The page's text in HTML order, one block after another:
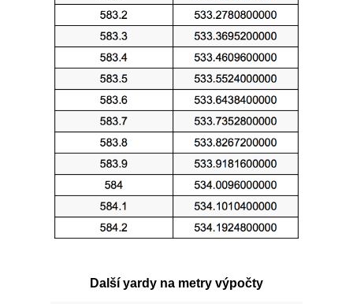
Další yardy na metry výpočty